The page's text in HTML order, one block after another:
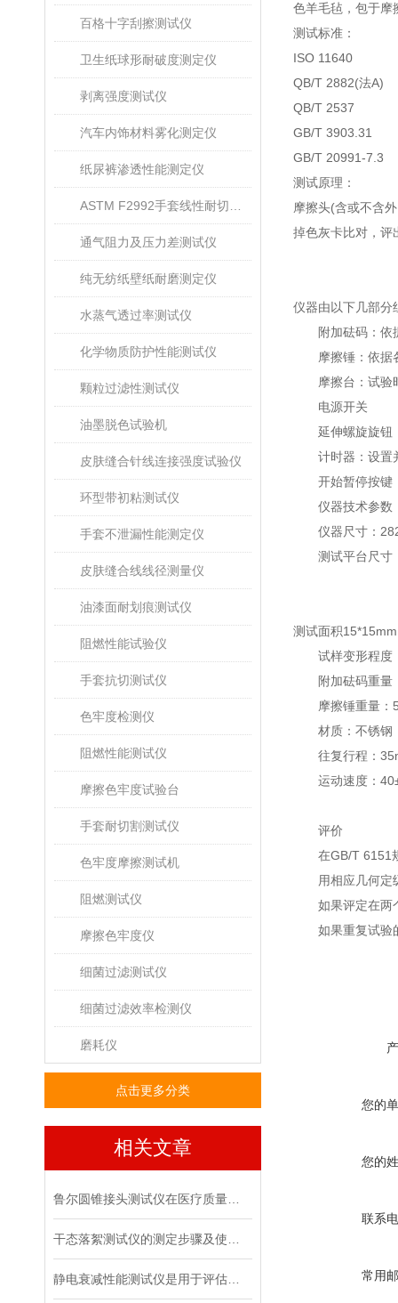
百格十字刮擦测试仪
卫生纸球形耐破度测定仪
剥离强度测试仪
汽车内饰材料雾化测定仪
纸尿裤渗透性能测定仪
通气阻力及压力差测试仪
纯无纺纸壁纸耐磨测定仪
水蒸气透过率测试仪
化学物质防护性能测试仪
颗粒过滤性测试仪
油墨脱色试验机
皮肤缝合针线连接强度试验仪
环型带初粘测试仪
手套不泄漏性能测定仪
皮肤缝合线线径测量仪
油漆面耐划痕测试仪
阻燃性能试验仪
手套抗切测试仪
色牢度检测仪
阻燃性能测试仪
摩擦色牢度试验台
手套耐切割测试仪
色牢度摩擦测试机
阻燃测试仪
摩擦色牢度仪
细菌过滤测试仪
细菌过滤效率检测仪
磨耗仪
点击更多分类
相关文章
色羊毛毡，包于摩
测试标准 ：
ISO 11640
QB/T 2882(法A)
QB/T 2537
GB/T 3903.31
GB/T 20991-7.3
测试原理 ：
摩擦头(含或不含
掉色灰卡比对，评
仪器由以下几部分
附加砝码：依
摩擦锤：依据
摩擦台：试验
电源开关
延伸螺旋旋钮：
计时器：设置
开始暂停按键
仪器技术参数
仪器尺寸：
测试平台尺寸
测试面积15*15mm
试样变形程度
附加砝码重量
摩擦锤重量：
材质：不锈钢
往复行程：
运动速度：
评价
在GB/T 6151
用相应几何定
如果评定在两个
如果重复试验的
您的
您的
联系
常用